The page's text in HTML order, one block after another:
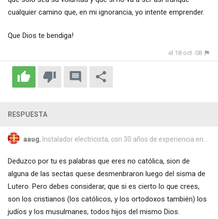
cualquier camino que, en mi ignorancia, yo intente emprender.
Que Dios te bendiga!
el 18 oct. 08
RESPUESTA
aaug, Instalador electricista, con 30 años de experiencia en...
Deduzco por tu es palabras que eres no católica, sion de
alguna de las sectas quese desmenbraron luego del sisma de
Lutero. Pero debes considerar, que si es cierto lo que crees,
son los cristianos (los católicos, y los ortodoxos también) los
judíos y los musulmanes, todos hijos del mismo Dios.